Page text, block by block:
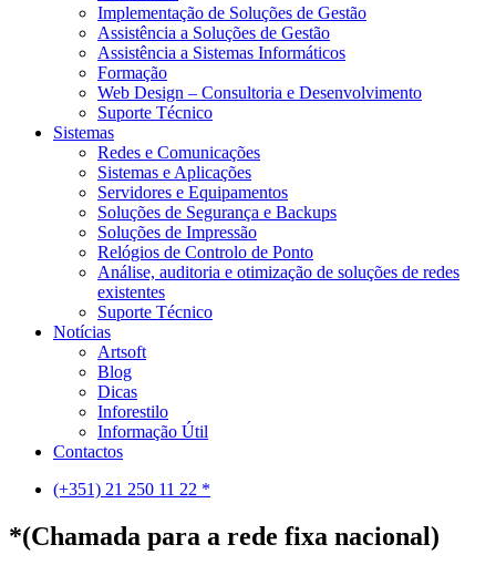
Implementação de Soluções de Gestão
Assistência a Soluções de Gestão
Assistência a Sistemas Informáticos
Formação
Web Design – Consultoria e Desenvolvimento
Suporte Técnico
Sistemas
Redes e Comunicações
Sistemas e Aplicações
Servidores e Equipamentos
Soluções de Segurança e Backups
Soluções de Impressão
Relógios de Controlo de Ponto
Análise, auditoria e otimização de soluções de redes
existentes
Suporte Técnico
Notícias
Artsoft
Blog
Dicas
Inforestilo
Informação Útil
Contactos
(+351) 21 250 11 22 *
*(Chamada para a rede fixa nacional)